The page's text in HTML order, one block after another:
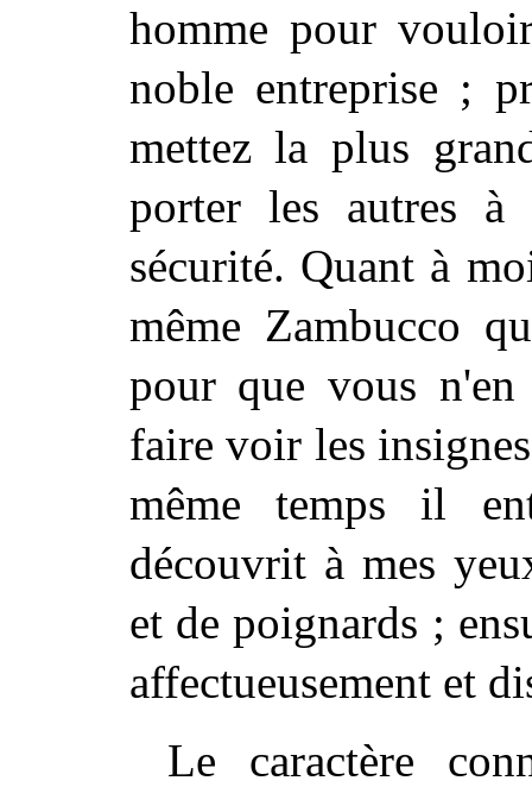
homme pour
noble entreprise ;
mettez la plus
porter les autres à
sécurité. Quant à
même Zambucco
pour que vous
faire voir les
même temps il
découvrit à mes
et de poignards ;
affectueusement et
Le caractère